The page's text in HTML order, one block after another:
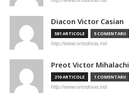
Diacon Victor Casian
581 ARTICOLE 5 COMENTARII
http://www.ortodoxia.md
Preot Victor Mihalachi
210 ARTICOLE 1 COMENTARII
http://www.ortodoxia.md